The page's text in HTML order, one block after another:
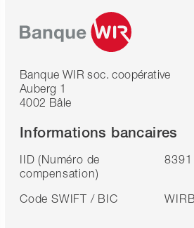
Banque WIR soc. coopérative
Auberg 1
4002 Bâle
Informations bancaires
IID (Numéro de
compensation)
8391
Code SWIFT / BIC